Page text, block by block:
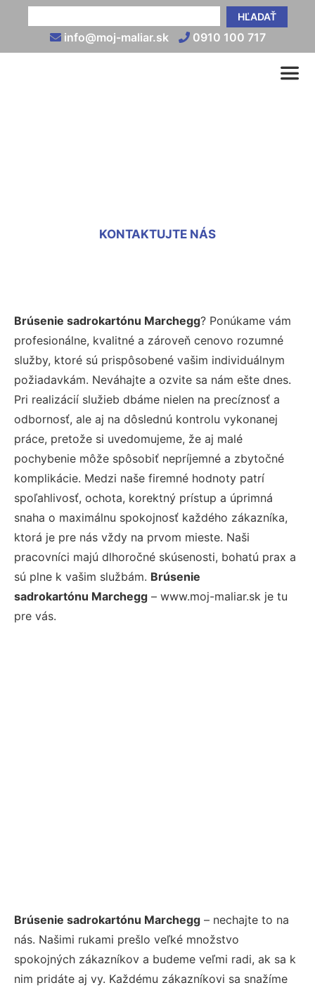
HĽADAŤ
info@moj-maliar.sk 0910 100 717
KONTAKTUJTE NÁS
Brúsenie sadrokartónu Marchegg? Ponúkame vám
profesionálne, kvalitné a zároveň cenovo rozumné
služby, ktoré sú prispôsobené vašim individuálnym
požiadavkám. Neváhajte a ozvite sa nám ešte dnes.
Pri realizácií služieb dbáme nielen na precíznosť a
odbornosť, ale aj na dôslednú kontrolu vykonanej
práce, pretože si uvedomujeme, že aj malé
pochybenie môže spôsobiť nepríjemné a zbytočné
komplikácie. Medzi naše firemné hodnoty patrí
spoľahlivosť, ochota, korektný prístup a úprimná
snaha o maximálnu spokojnosť každého zákazníka,
ktorá je pre nás vždy na prvom mieste. Naši
pracovníci majú dlhoročné skúsenosti, bohatú prax a
sú plne k vašim službám. Brúsenie
sadrokartónu Marchegg – www.moj-maliar.sk je tu
pre vás.
Brúsenie sadrokartónu Marchegg – nechajte to na
nás. Našimi rukami prešlo veľké množstvo
spokojných zákazníkov a budeme veľmi radi, ak sa k
nim pridáte aj vy. Každému zákazníkovi sa snažíme